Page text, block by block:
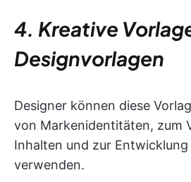
4. Kreative
Designvorlagen
Designer können diese
von Markenidentitäten, zum
Inhalten und zur
verwenden.